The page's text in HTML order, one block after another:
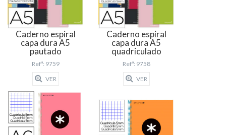
Caderno espiral
capa dura A5
pautado
Refª: 9759
VER
Caderno espiral
capa dura A5
quadriculado
Refª: 9758
VER